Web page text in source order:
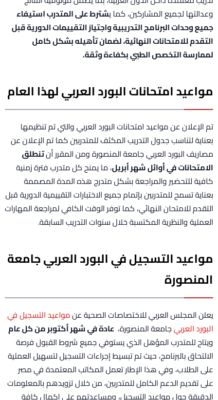
وعدالتها لجميع المشاركين، كما يشترط على المتدرب استيفاء
جميع وحدات البرنامج التدريبية واجتياز التقييمات الدورية قبل
التقدم للامتحانات النهائية، لضمان تأهيله بشكل كامل
لممارسة التخصص الطبي بكفاءة وثقة.
مواعيد امتحانات البورد العربي لهذا العام
تم الإعلان عن مواعيد امتحانات البورد العربي والتي تم تنظيمها
بعناية لتناسب جدول التدريب المكثف للمتدربين كما تم الإعلان عن
مصاريف البورد العربي جامعة المنصورة ومن المقرر أنتنطلق
الامتحانات في أوائل شهر أبريل، ما يمنح كل متدرب فترة زمنية
كافية للتحضير والمراجعة بشكل متدرج هذه المدة المصممة
بعناية تسمح للمتدربين بإتمام جميع الاختبارات التقييمية الدورية قبل
التقدم للامتحان النهائي، كما توفر الوقت الكافي لمراجعة المهارات
العملية والنظرية المكتسبة خلال سنوات التدريب السابقة.
مواعيد التسجيل في البورد العربي جامعة
المنصورة
يعلن المجلس العربي للاختصاصات الصحية عنمواعيد التسجيل في
البورد العربي جامعة المنصورة، عادة في شهر أكتوبر من كل عام
ويتاح للمتدرب المؤهل الذي يستوفي جميع شروط القبول فرصة
الالتحاق بالبرنامج، حيث تم تبسيط إجراءات التسجيل لتسهيل العملية
على الطلاب، وفي هذا الإطار تعمل المكاتب المعتمدة في مصر
على تقديم الدعم الكامل للمتدربين، من خلال تزويدهم بالمعلومات
الدقيقة حول مواعيد التسجيل، ومساعدتهم على إكمال كافة